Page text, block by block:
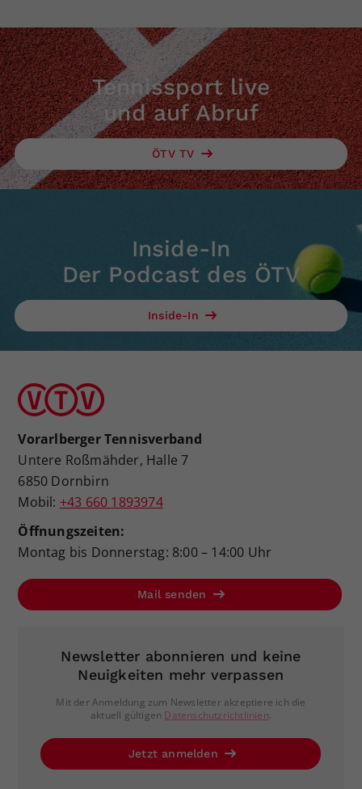
Tennissport live
und auf Abruf
ÖTV TV
Inside-In
Der Podcast des ÖTV
Inside-In
Vorarlberger Tennisverband
Untere Roßmähder, Halle 7
6850 Dornbirn
Mobil: +43 660 1893974
Öffnungszeiten:
Montag bis Donnerstag: 8:00 – 14:00 Uhr
Mail senden
Newsletter abonnieren und keine
Neuigkeiten mehr verpassen
Mit der Anmeldung zum Newsletter akzeptiere ich die
aktuell gültigen Datenschutzrichtlinien.
Jetzt anmelden